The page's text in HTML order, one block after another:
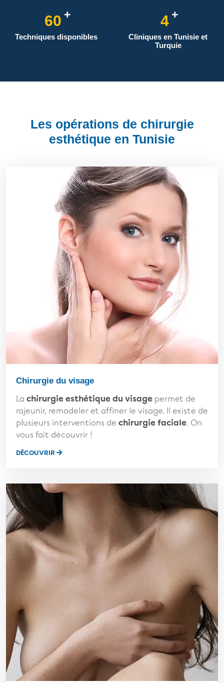
60 +
Techniques disponibles
4 +
Cliniques en Tunisie et
Turquie
Les opérations de chirurgie
esthétique en Tunisie
Chirurgie du visage
La chirurgie esthétique du visage permet de
rajeunir, remodeler et affiner le visage. Il existe de
plusieurs interventions de chirurgie faciale. On
vous fait découvrir !
DÉCOUVRIR